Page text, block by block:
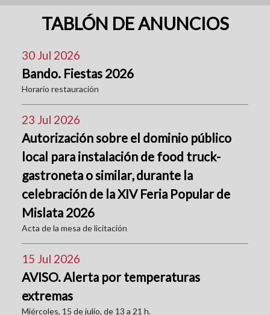
TABLÓN DE ANUNCIOS
30 Jul 2026
Bando. Fiestas 2026
Horario restauración
23 Jul 2026
Autorización sobre el dominio público
local para instalación de food truck-
gastroneta o similar, durante la
celebración de la XIV Feria Popular de
Mislata 2026
Acta de la mesa de licitación
15 Jul 2026
AVISO. Alerta por temperaturas
extremas
Miércoles, 15 de julio, de 13 a 21 h.